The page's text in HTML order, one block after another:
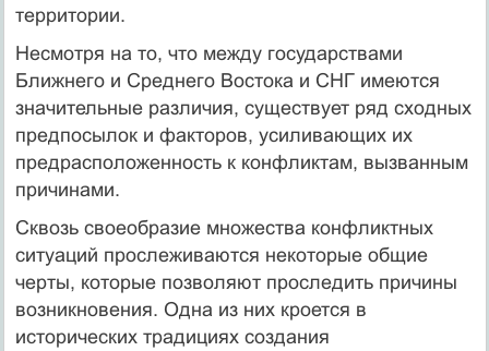
территории.
Несмотря на то, что между государствами
Ближнего и Среднего Востока и СНГ имеются
значительные различия, существует ряд сходных
предпосылок и факторов, усиливающих их
предрасположенность к конфликтам, вызванным
причинами.
Сквозь своеобразие множества конфликтных
ситуаций прослеживаются некоторые общие
черты, которые позволяют проследить причины
возникновения. Одна из них кроется в
исторических традициях создания